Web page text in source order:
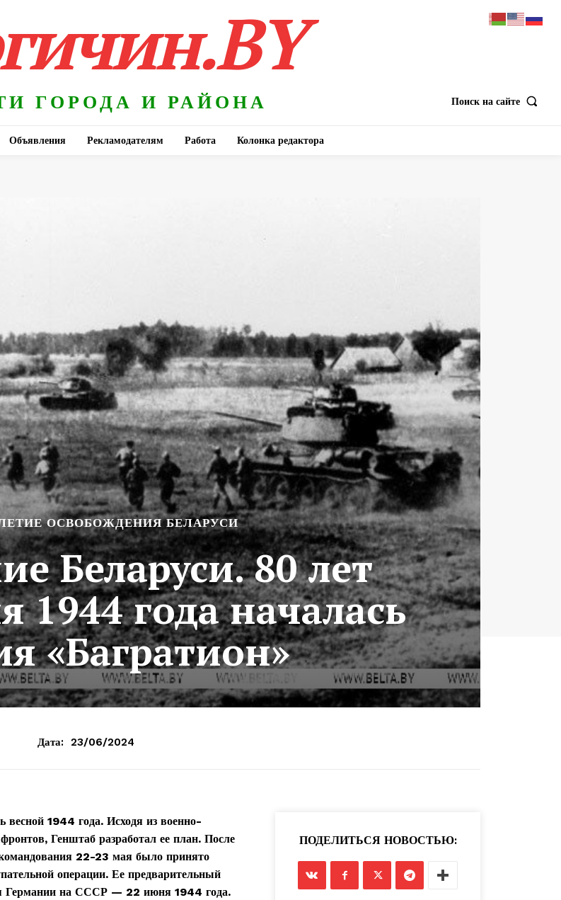
ГОРОДА И РАЙОНА Поиск на сайте
Объявления Рекламодателям Работа Колонка редактора
ОСВОБОЖДЕНИЯ БЕЛАРУСИ
Беларуси. 80 лет
1944 года началась
«Багратион»
Дата: 23/06/2024
весной 1944 года. Исходя из военно-
Генштаб разработал ее план. После
22-23 мая было принято
операции. Ее предварительный
Германии на СССР — 22 июня 1944 года.
ПОДЕЛИТЬСЯ НОВОСТЬЮ: